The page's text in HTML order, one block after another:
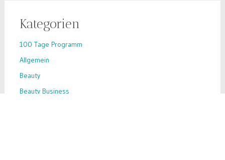
Kategorien
100 Tage Programm
Allgemein
Beauty
Beauty Business